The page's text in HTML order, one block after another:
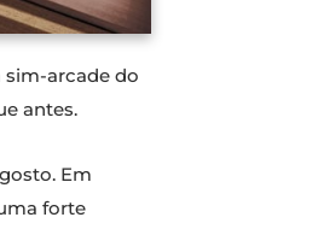
sim-arcade do
antes.
Em
forte